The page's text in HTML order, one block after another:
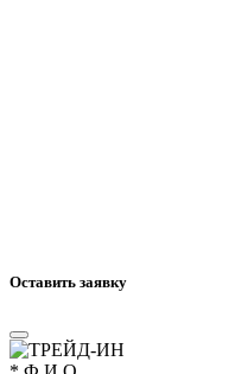
Оставить заявку